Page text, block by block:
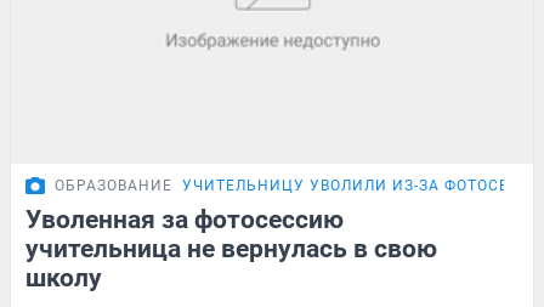
ОБРАЗОВАНИЕ УЧИТЕЛЬНИЦУ УВОЛИЛИ ИЗ-ЗА
Уволенная за фотосессию
учительница не вернулась в свою
школу